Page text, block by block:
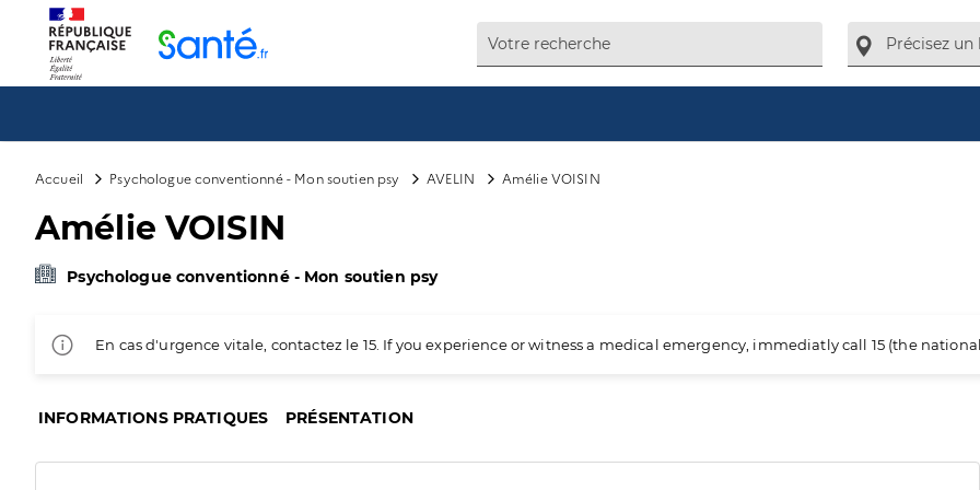
Accueil Psychologue conventionné - Mon soutien psy AVELIN Amélie VOISIN
Amélie VOISIN
Psychologue conventionné - Mon soutien psy
En cas d'urgence vitale, contactez le 15. If you experience or witness a medical emergency, immediatly call 15 (the
INFORMATIONS PRATIQUES PRÉSENTATION
Panneau de gestion des cookies